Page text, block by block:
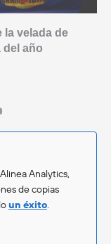
la velada de
del año
Analytics,
de copias
un éxito.